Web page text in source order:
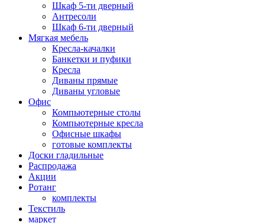
Шкаф 5-ти дверный
Антресоли
Шкаф 6-ти дверный
Мягкая мебель
Кресла-качалки
Банкетки и пуфики
Кресла
Диваны прямые
Диваны угловые
Офис
Компьютерные столы
Компьютерные кресла
Офисные шкафы
готовые комплекты
Доски гладильные
Распродажа
Акции
Ротанг
комплекты
Текстиль
маркет